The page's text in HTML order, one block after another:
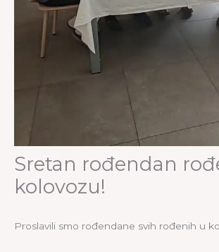
Sretan rođendan
kolovozu!
Proslavili smo rođendane svih rođenih u